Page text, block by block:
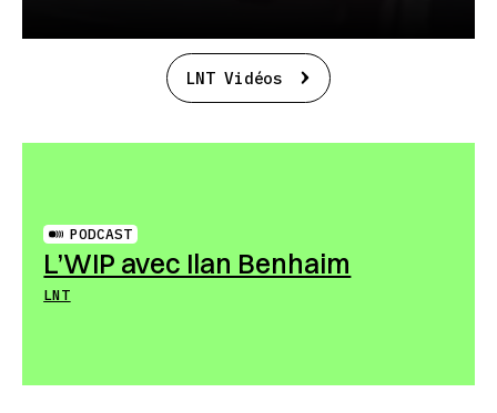
LNT Vidéos
PODCAST
L’WIP avec Ilan Benhaim
LNT